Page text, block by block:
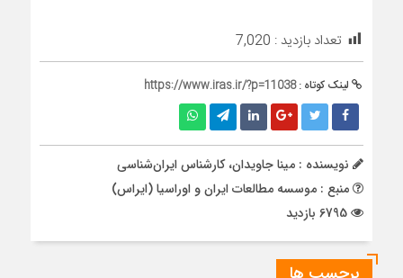
تعداد بازدید : 7,020
لینک کوتاه :https://www.iras.ir/?p=11038
نویسنده : مینا جاویدان، کارشناس ایران‌شناسی
منبع : موسسه مطالعات ایران و اوراسیا (ایراس)